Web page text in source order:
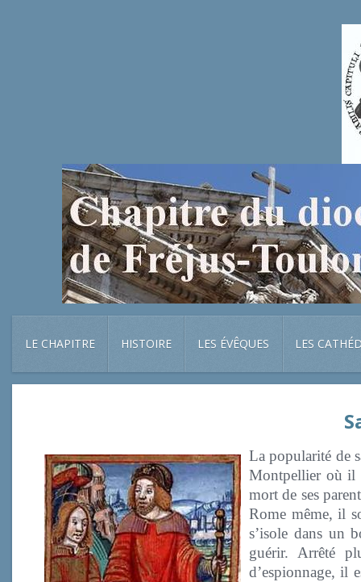
LE CHAPITRE HISTOIRE LES ÉVÊQUES LES
La popularité de
Montpellier où il
mort de ses
Rome même, il
s’isole dans un
guérir. Arrêté
d’espionnage, il